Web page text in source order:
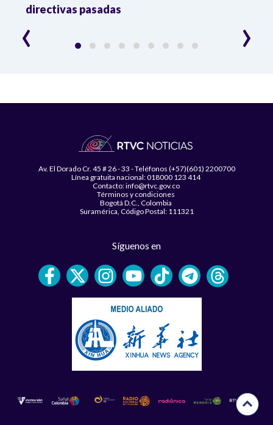
directivas pasadas
‹ ›
Av. El Dorado Cr. 45 # 26 - 33 - Teléfonos (+57)(601) 2200700
Línea gratuita nacional: 018000 123 414
Contacto: info@rtvc.gov.co
Términos y condiciones
Bogotá D.C., Colombia
Suramérica, Código Postal: 111321
Síguenos en